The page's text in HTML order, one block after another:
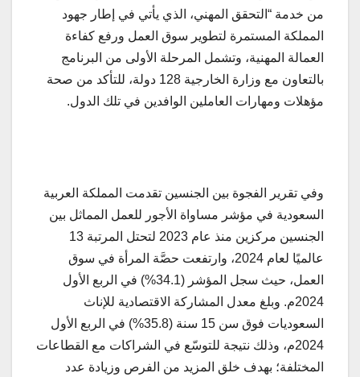
من خدمة “التحقق المهني، الذي يأتي في إطار جهود
المملكة المستمرة لتطوير سوق العمل ورفع كفاءة
العمالة المهنية، وتشمل المرحلة الأولى من البرنامج
بالتعاون مع وزارة الخارجية 128 دولة، للتأكد من صحة
مؤهلات ومهارات العاملين الوافدين في تلك الدول.
وفي تقرير الفجوة بين الجنسين تقدمت المملكة العربية
السعودية في مؤشر مساواة الأجور للعمل المماثل بين
الجنسين مركزين منذ عام 2023 لتحتل المرتبة 13
عالميًا لعام 2024، وارتفعت حصَّة المرأة في سوق
العمل، حيث سجل المؤشر (34.1%) في الربع الأول
2024م. وبلغ معدل المشاركة الاقتصادية للإناث
السعوديات فوق سن 15 سنة (35.8%) في الربع الأول
2024م، وذلك نتيجة للتوسّع في الشراكات مع القطاعات
المختلفة؛ بهدف خلق المزيد من الفرص وزيادة عدد